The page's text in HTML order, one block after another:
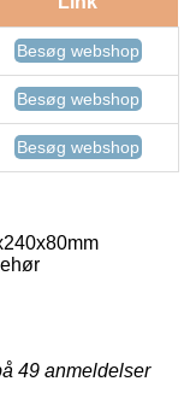
Besøg webshop
Besøg webshop
Besøg webshop
49 anmeldelser